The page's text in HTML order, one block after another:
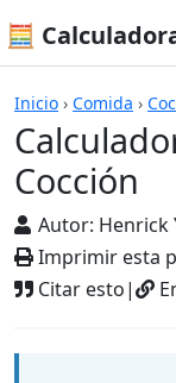
🧮
Inicio › Comida ›
Cocción
Autor: Henrick
Imprimir esta
Citar esto|